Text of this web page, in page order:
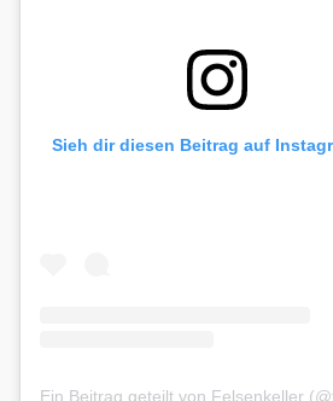
Sieh dir diesen Beitrag auf